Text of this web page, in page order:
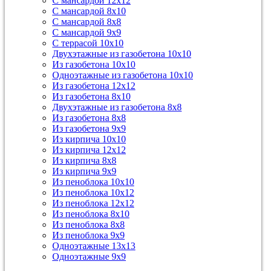
С мансардой 8х10
С мансардой 8х8
С мансардой 9х9
С террасой 10х10
Двухэтажные из газобетона 10х10
Из газобетона 10х10
Одноэтажные из газобетона 10х10
Из газобетона 12х12
Из газобетона 8х10
Двухэтажные из газобетона 8х8
Из газобетона 8х8
Из газобетона 9х9
Из кирпича 10х10
Из кирпича 12х12
Из кирпича 8х8
Из кирпича 9х9
Из пеноблока 10х10
Из пеноблока 10х12
Из пеноблока 12х12
Из пеноблока 8х10
Из пеноблока 8х8
Из пеноблока 9х9
Одноэтажные 13х13
Одноэтажные 9х9